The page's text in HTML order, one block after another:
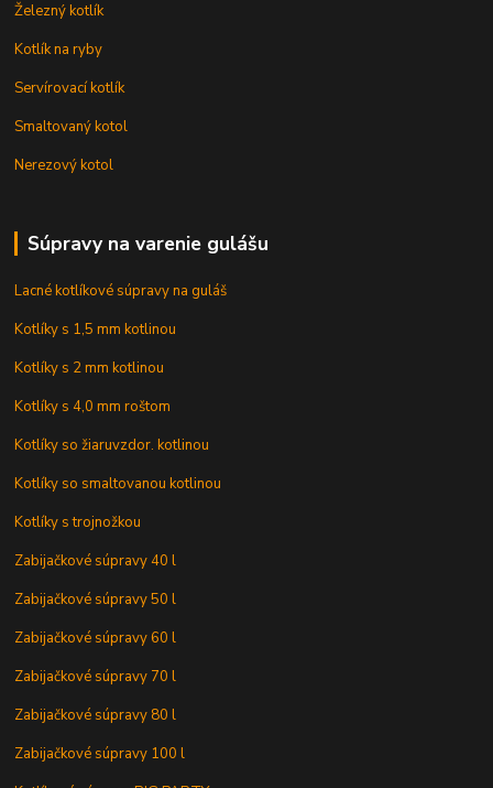
Železný kotlík
Kotlík na ryby
Servírovací kotlík
Smaltovaný kotol
Nerezový kotol
Súpravy na varenie gulášu
Lacné kotlíkové súpravy na guláš
Kotlíky s 1,5 mm kotlinou
Kotlíky s 2 mm kotlinou
Kotlíky s 4,0 mm roštom
Kotlíky so žiaruvzdor. kotlinou
Kotlíky so smaltovanou kotlinou
Kotlíky s trojnožkou
Zabijačkové súpravy 40 l
Zabijačkové súpravy 50 l
Zabijačkové súpravy 60 l
Zabijačkové súpravy 70 l
Zabijačkové súpravy 80 l
Zabijačkové súpravy 100 l